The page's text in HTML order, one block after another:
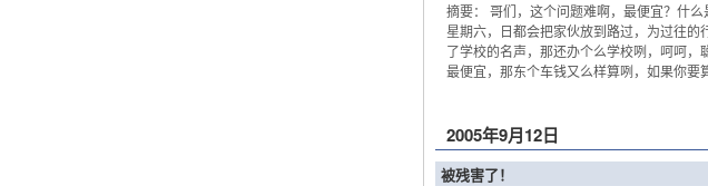
摘要： 哥们，这个问题难啊，最便宜？什
星期六，日都会把家伙放到路过，为过往
了学校的名声，那还办个么学校咧，呵呵
最便宜，那东个车钱又么样算咧，如果你要
2005年9月12日
被残害了！